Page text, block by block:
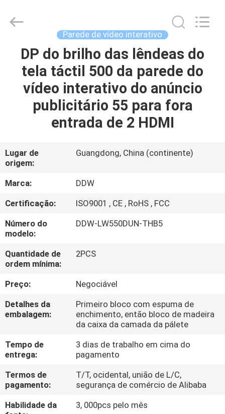
CASA
PRODUTOS
SOBRE
EXCURSÃO
DA
FÁBRICA
CONTROLE
DA
QUALIDADE
CONTACTE-
NOS
NOTÍCIA
PEÇA
UMAS
Rights
Parede de vídeo interativo
DP do brilho das lêndeas do
tela táctil 500 da parede do
vídeo interativo do anúncio
publicitário 55 para fora
entrada de 2 HDMI
Lugar de
origem:
Guangdong, China (continente)
Marca:
DDW
Certificação:
ISO9001 , CE , RoHS , FCC
Número do
modelo:
DDW-LW550DUN-THB5
Quantidade de
ordem mínima:
2PCS
Preço:
Negociável
Detalhes da
embalagem:
Primeiro bloco com espuma de
enchimento, então bloco de madeira
da caixa da camada da pálete
Tempo de
entrega:
3 dias de trabalho em cima do
pagamento
Termos de
pagamento:
T/T, ocidental, união de L/C,
segurança de comércio de Alibaba
Habilidade da
3, 000pcs pelo mês